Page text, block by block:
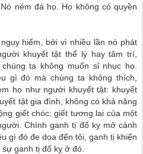
ném đá họ. Họ không có quyền
hiểm, bởi vì nhiều lần nó phát
khuyết tật thể lý hay tâm trí,
ta không muốn sỉ nhục họ.
gì đó mà chúng ta không thích,
họ như người khuyết tật: khuyết
tật gia đình, không có khả năng
giết chóc: giết tương lai của một
Chính ganh tị đố kỵ mở cánh
gì đó đe dọa đến tôi, ganh tị khiến
ganh tị đố kỵ ở đó.